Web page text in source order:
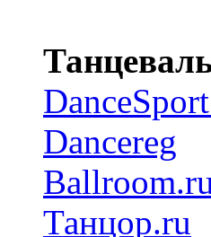
Dancereg
Танцор.ru